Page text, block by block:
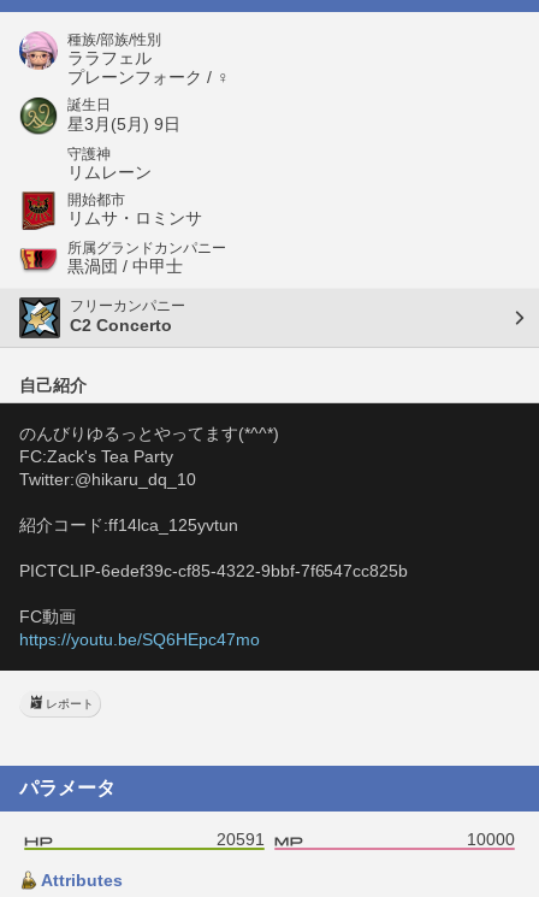
種族/部族/性別
ララフェル
プレーンフォーク / ♀
誕生日
星3月(5月) 9日
守護神
リムレーン
開始都市
リムサ・ロミンサ
所属グランドカンパニー
黒渦団 / 中甲士
フリーカンパニー
C2 Concerto
自己紹介
のんびりゆるっとやってます(*^^*)
FC:Zack's Tea Party
Twitter:@hikaru_dq_10
紹介コード:ff14lca_125yvtun
PICTCLIP-6edef39c-cf85-4322-9bbf-7f6547cc825b
FC動画
https://youtu.be/SQ6HEpc47mo
レポート
パラメータ
20591 10000
Attributes